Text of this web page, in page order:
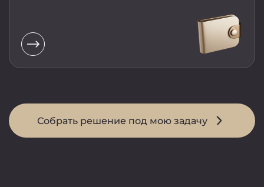
Собрать решение под мою задачу